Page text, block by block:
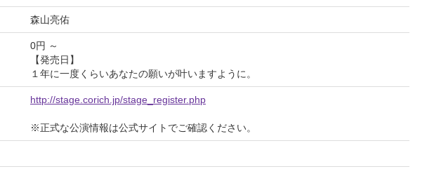
森山亮佑
0円 ～
【発売日】
１年に一度くらいあなたの願いが叶いますように。
http://stage.corich.jp/stage_register.php
※正式な公演情報は公式サイトでご確認ください。